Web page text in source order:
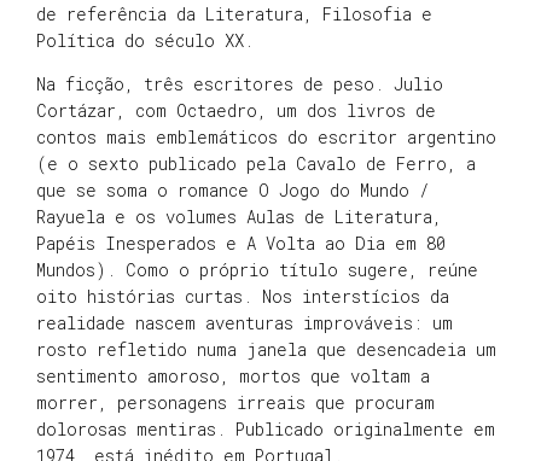
de referência da Literatura, Filosofia e
Política do século XX.
Na ficção, três escritores de peso. Julio
Cortázar, com Octaedro, um dos livros de
contos mais emblemáticos do escritor argentino
(e o sexto publicado pela Cavalo de Ferro, a
que se soma o romance O Jogo do Mundo /
Rayuela e os volumes Aulas de Literatura,
Papéis Inesperados e A Volta ao Dia em 80
Mundos). Como o próprio título sugere, reúne
oito histórias curtas. Nos interstícios da
realidade nascem aventuras improváveis: um
rosto refletido numa janela que desencadeia um
sentimento amoroso, mortos que voltam a
morrer, personagens irreais que procuram
dolorosas mentiras. Publicado originalmente em
1974, está inédito em Portugal.